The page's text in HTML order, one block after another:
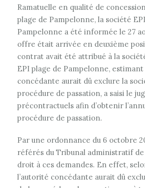
Ramatuelle en qualité de
plage de Pampelonne, la société
Pampelonne a été informée le 27
offre était arrivée en deuxième
contrat avait été attribué à la
EPI plage de Pampelonne, estimant
concédante aurait dû exclure la
procédure de passation, a saisi le
précontractuels afin d’obtenir
procédure de passation.
Par une ordonnance du 6 octobre
référés du Tribunal administratif
droit à ces demandes. En effet,
l’autorité concédante aurait dû